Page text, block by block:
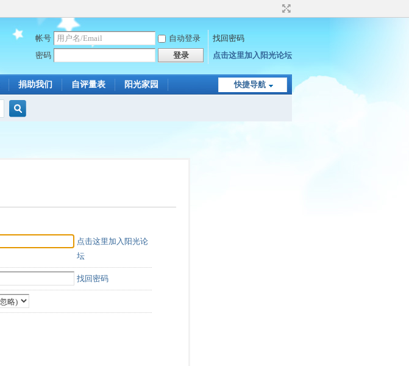
帐号 自动登录
找回密码
密码
登录 点击这里加入阳光论坛
快捷导航
捐助我们 自评量表 阳光家园
点击这里加入阳光论
坛
找回密码